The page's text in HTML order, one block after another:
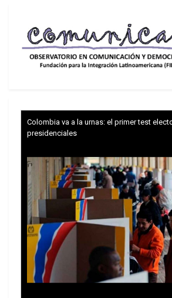
El senador Flavio Bolsonaro
hermano Eduardo Bolsonaro (de
un golpe de Estado en 2022, incluido
Mujeres líderes
La ruptura tiene como efecto que
su apoyo al candidato
las encuestas apuntan que, para
sería muy importante ese
La respuesta de los bolsonaristas
de acusaciones y palabrotas por
sociales contra Michele
Colombia va a la urnas: el primer test
presidenciales